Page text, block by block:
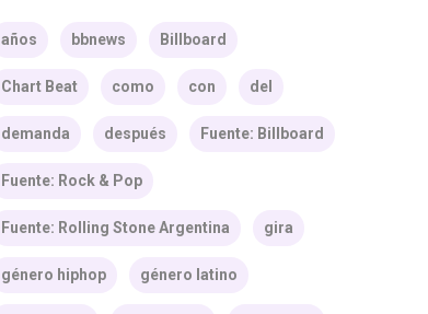
años bbnews Billboard
Chart Beat como con del
demanda después Fuente: Billboard
Fuente: Rock & Pop
Fuente: Rolling Stone Argentina gira
género hiphop género latino